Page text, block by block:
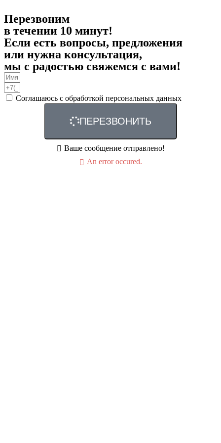
Перезвоним
в течении 10 минут!
Если есть вопросы, предложения
или нужна консультация,
мы с радостью свяжемся с вами!
Соглашаюсь с обработкой персональных данных
ПЕРЕЗВОНИТЬ
Ваше сообщение отправлено!
An error occured.